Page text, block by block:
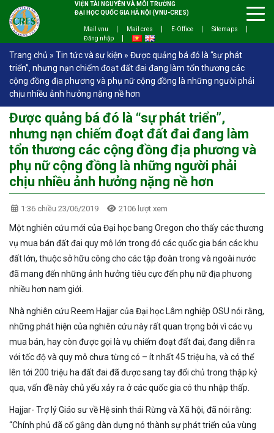
VIỆN TÀI NGUYÊN VÀ MÔI TRƯỜNG
ĐẠI HỌC QUỐC GIA HÀ NỘI (VNU-CRES)
Mail vnu Mail cres E-Office
Sitemaps
Đăng nhập
Trang chủ » Tin tức và sự kiện » Được quảng bá đó là “sự phát
triển”, nhưng nạn chiếm đoạt đất đai đang làm tổn thương các
cộng đồng địa phương và phụ nữ cộng đồng là những người phải
chịu nhiều ảnh hưởng nặng nề hơn
Được quảng bá đó là “sự phát triển”,
nhưng nạn chiếm đoạt đất đai đang làm
tổn thương các cộng đồng địa phương và
phụ nữ cộng đồng là những người phải
chịu nhiều ảnh hưởng nặng nề hơn
1:36 chiều 23/06/2019 2106 lượt xem
Một nghiên cứu mới của Đại học bang Oregon cho thấy các thương
vụ mua bán đất đai quy mô lớn trong đó các quốc gia bán các khu
đất lớn, thuộc sở hữu công cho các tập đoàn trong và ngoài nước
đã mang đến những ảnh hưởng tiêu cực đến phụ nữ địa phương
nhiều hơn nam giới.
Nhà nghiên cứu Reem Hajjar của Đại học Lâm nghiệp OSU nói rằng,
những phát hiện của nghiên cứu này rất quan trọng bởi vì các vụ
mua bán, hay còn được gọi là vụ chiếm đoạt đất đai, đang diễn ra
với tốc độ và quy mô chưa từng có – ít nhất 45 triệu ha, và có thể
lên tới 200 triệu ha đất đai đã được sang tay đổi chủ trong thập kỷ
qua, vấn đề này chủ yếu xảy ra ở các quốc gia có thu nhập thấp.
Hajjar- Trợ lý Giáo sư về Hệ sinh thái Rừng và Xã hội, đã nói rằng:
“Chính phủ đã cố gắng dàn dựng nó thành sự phát triển của vùng